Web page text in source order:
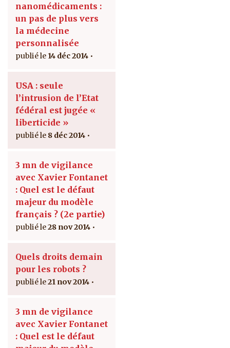
nanomédicaments :
un pas de plus vers
la médecine
personnalisée
14 déc 2014
USA : seule
l’intrusion de l’Etat
fédéral est jugée «
liberticide »
8 déc 2014
3 mn de vigilance
avec Xavier Fontanet
: Quel est le défaut
majeur du modèle
français ? (2e partie)
28 nov 2014
Quels droits demain
pour les robots ?
21 nov 2014
3 mn de vigilance
avec Xavier Fontanet
: Quel est le défaut